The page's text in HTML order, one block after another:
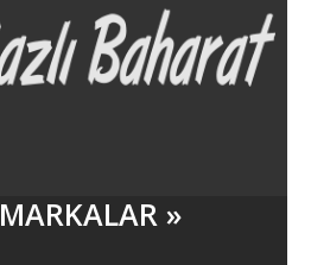
MARKALAR »